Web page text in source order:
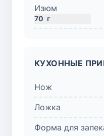
Изюм
70 г
КУХОННЫЕ
Нож
Ложка
Форма для